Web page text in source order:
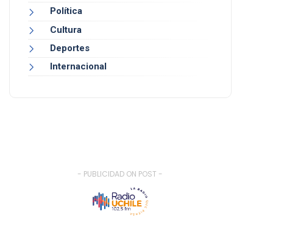
Política
Cultura
Deportes
Internacional
- PUBLICIDAD ON POST -